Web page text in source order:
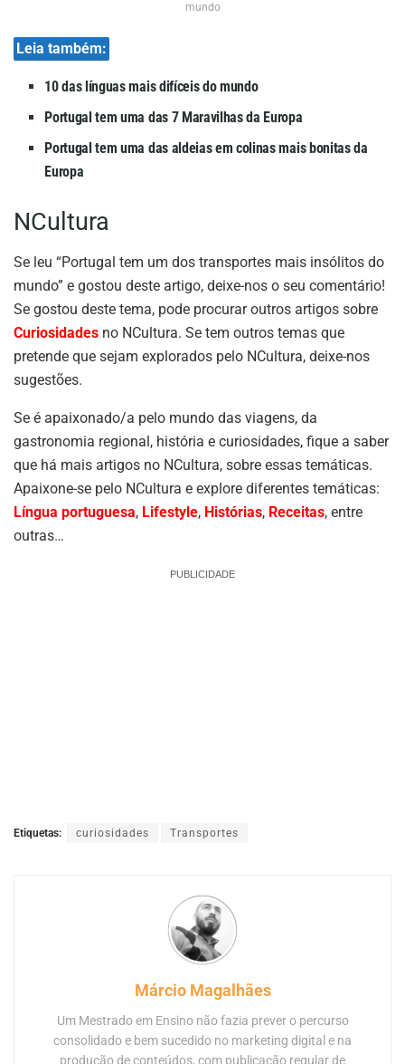
mundo
Leia também:
10 das línguas mais difíceis do mundo
Portugal tem uma das 7 Maravilhas da Europa
Portugal tem uma das aldeias em colinas mais bonitas da
Europa
NCultura
Se leu “Portugal tem um dos transportes mais insólitos do
mundo” e gostou deste artigo, deixe-nos o seu comentário!
Se gostou deste tema, pode procurar outros artigos sobre
Curiosidades no NCultura. Se tem outros temas que
pretende que sejam explorados pelo NCultura, deixe-nos
sugestões.
Se é apaixonado/a pelo mundo das viagens, da
gastronomia regional, história e curiosidades, fique a saber
que há mais artigos no NCultura, sobre essas temáticas.
Apaixone-se pelo NCultura e explore diferentes temáticas:
Língua portuguesa, Lifestyle, Histórias, Receitas, entre
outras…
PUBLICIDADE
Etiquetas: curiosidades Transportes
Márcio Magalhães
Um Mestrado em Ensino não fazia prever o percurso
consolidado e bem sucedido no marketing digital e na
produção de conteúdos, com publicação regular de